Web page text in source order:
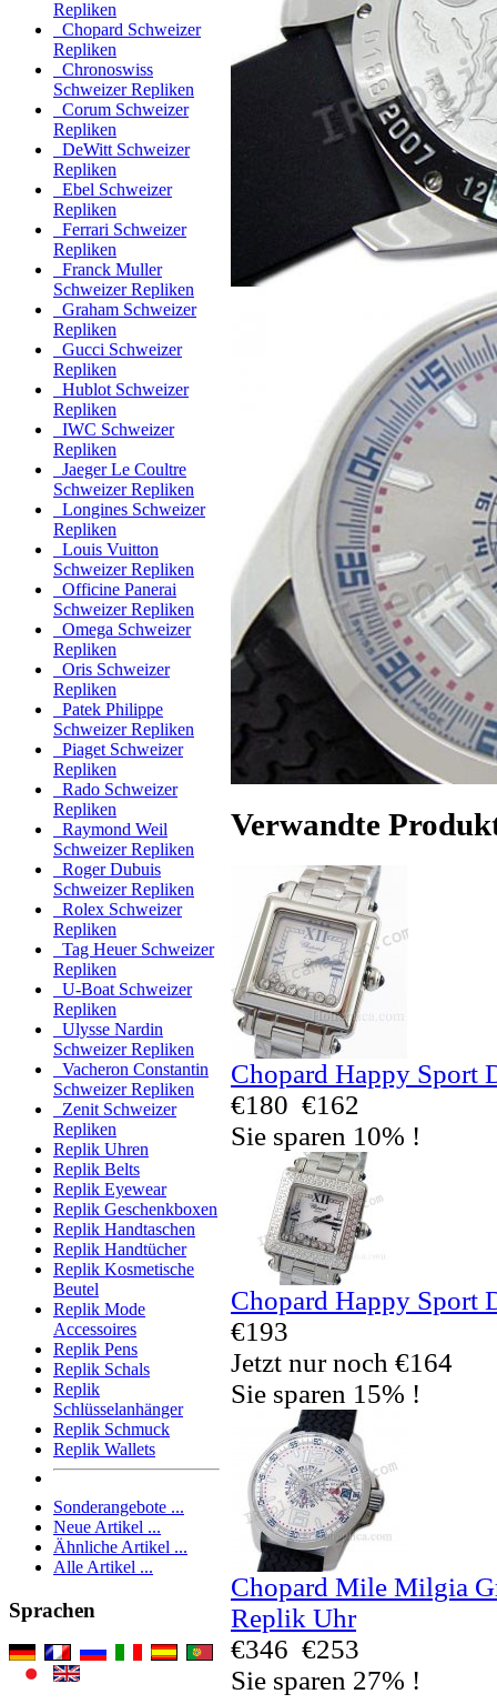
Repliken
Chopard Schweizer
Repliken
Chronoswiss
Schweizer Repliken
Corum Schweizer
Repliken
DeWitt Schweizer
Repliken
Ebel Schweizer
Repliken
Ferrari Schweizer
Repliken
Franck Muller
Schweizer Repliken
Graham Schweizer
Repliken
Gucci Schweizer
Repliken
Hublot Schweizer
Repliken
IWC Schweizer
Repliken
Jaeger Le Coultre
Schweizer Repliken
Longines Schweizer
Repliken
Louis Vuitton
Schweizer Repliken
Officine Panerai
Schweizer Repliken
Omega Schweizer
Repliken
Oris Schweizer
Repliken
Patek Philippe
Schweizer Repliken
Piaget Schweizer
Repliken
Rado Schweizer
Repliken
Raymond Weil
Schweizer Repliken
Roger Dubuis
Schweizer Repliken
Rolex Schweizer
Repliken
Tag Heuer Schweizer
Repliken
U-Boat Schweizer
Repliken
Ulysse Nardin
Schweizer Repliken
Vacheron Constantin
Schweizer Repliken
Zenit Schweizer
Repliken
Replik Uhren
Replik Belts
Replik Eyewear
Replik Geschenkboxen
Replik Handtaschen
Replik Handtücher
Replik Kosmetische
Beutel
Replik Mode
Accessoires
Replik Pens
Replik Schals
Replik
Schlüsselanhänger
Replik Schmuck
Replik Wallets
Sonderangebote ...
Neue Artikel ...
Ähnliche Artikel ...
Alle Artikel ...
Sprachen
Verwandte
Chopard Happy Sport
€180 €162
Sie sparen 10% !
Chopard Happy Sport
€193
Jetzt nur noch €164
Sie sparen 15% !
Chopard Mile Milgia
Replik Uhr
€346 €253
Sie sparen 27% !